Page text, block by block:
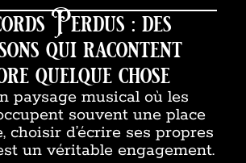
Perdus : des
qui racontent
quelque chose
paysage musical où les
souvent une place
choisir d’écrire ses propres
un véritable engagement.